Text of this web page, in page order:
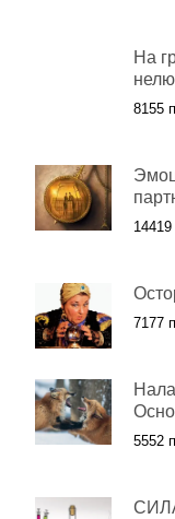
На
8155
7177
5552